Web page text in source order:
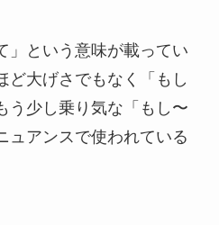
」という意味が載ってい
ど大げさでもなく「もし
う少し乗り気な「もし〜
ュアンスで使われている